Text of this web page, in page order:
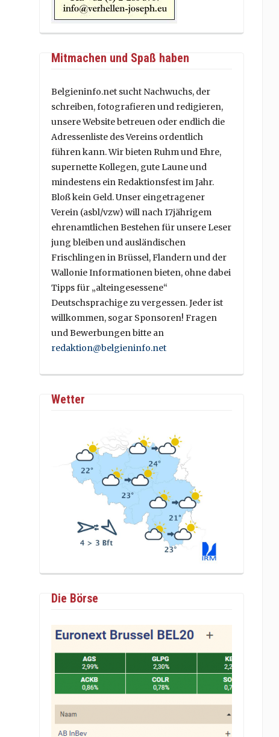
Mitmachen und Spaß haben
Belgieninfo.net sucht Nachwuchs, der
schreiben, fotografieren und redigieren,
unsere Website betreuen oder endlich die
Adressenliste des Vereins ordentlich
führen kann. Wir bieten Ruhm und Ehre,
supernette Kollegen, gute Laune und
mindestens ein Redaktionsfest im Jahr.
Bloß kein Geld. Unser eingetragener
Verein (asbl/vzw) will nach 17jährigem
ehrenamtlichen Bestehen für unsere Leser
jung bleiben und ausländischen
Frischlingen in Brüssel, Flandern und der
Wallonie Informationen bieten, ohne dabei
Tipps für „alteingesessene“
Deutschsprachige zu vergessen. Jeder ist
willkommen, sogar Sponsoren! Fragen
und Bewerbungen bitte an
redaktion@belgieninfo.net
Wetter
Die Börse